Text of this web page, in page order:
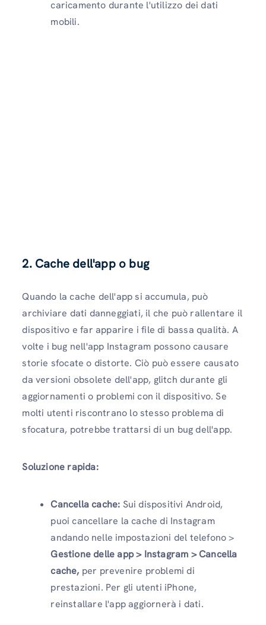
caricamento durante l'utilizzo dei dati
mobili.
2. Cache dell'app o bug
Quando la cache dell'app si accumula, può
archiviare dati danneggiati, il che può rallentare il
dispositivo e far apparire i file di bassa qualità. A
volte i bug nell'app Instagram possono causare
storie sfocate o distorte. Ciò può essere causato
da versioni obsolete dell'app, glitch durante gli
aggiornamenti o problemi con il dispositivo. Se
molti utenti riscontrano lo stesso problema di
sfocatura, potrebbe trattarsi di un bug dell'app.
Soluzione rapida:
Cancella cache: Sui dispositivi Android,
puoi cancellare la cache di Instagram
andando nelle impostazioni del telefono >
Gestione delle app > Instagram > Cancella
cache, per prevenire problemi di
prestazioni. Per gli utenti iPhone,
reinstallare l'app aggiornerà i dati.